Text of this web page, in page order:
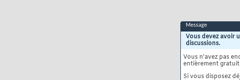
Message
Vous devez avoir
discussions.
Vous n'avez pas
entièrement gratuit
Si vous disposez